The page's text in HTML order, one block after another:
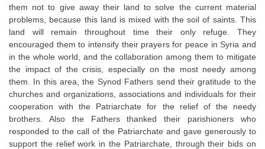
them not to give away their land to solve the current material
problems, because this land is mixed with the soil of saints. This
land will remain throughout time their only refuge. They
encouraged them to intensify their prayers for peace in Syria and
in the whole world, and the collaboration among them to mitigate
the impact of the crisis, especially on the most needy among
them. In this area, the Synod Fathers send their gratitude to the
churches and organizations, associations and individuals for their
cooperation with the Patriarchate for the relief of the needy
brothers. Also the Fathers thanked their parishioners who
responded to the call of the Patriarchate and gave generously to
support the relief work in the Patriarchate, through their bids on